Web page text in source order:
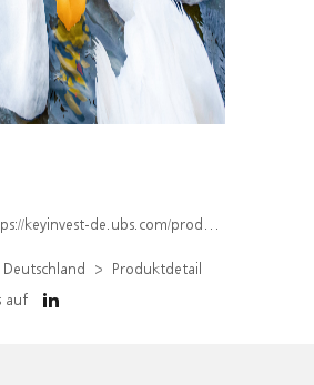
de.ubs.com/produkt/detail/index/isin/DE000WA42HR0
Deutschland
Produktdetail
auf